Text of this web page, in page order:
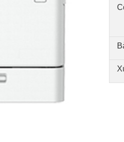
và 15 trang/phút với